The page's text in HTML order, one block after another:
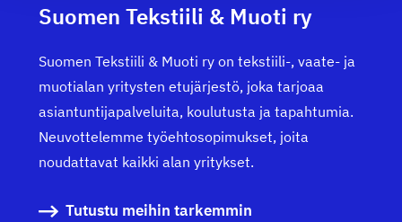
k
k
e
l
i
e
Suomen Tekstiili & Muoti ry
Suomen Tekstiili & Muoti ry on tekstiili-, vaate- ja
muotialan yritysten etujärjestö, joka tarjoaa
asiantuntijapalveluita, koulutusta ja tapahtumia.
Neuvottelemme työehtosopimukset, joita
noudattavat kaikki alan yritykset.
Tutustu meihin tarkemmin